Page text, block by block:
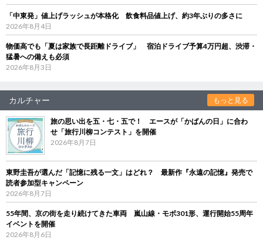
「中東発」値上げラッシュが本格化 飲食料品値上げ、約3年ぶりの多さに
2026年8月4日
物価高でも「夏は家族で長距離ドライブ」 宿泊ドライブ予算4万円超、渋滞・
猛暑への備えも必須
2026年8月3日
カルチャー もっと見る
旅の思い出を五・七・五で！ エースが「かばんの日」に合わ
せ「旅行川柳コンテスト」を開催
2026年8月7日
東野圭吾が選んだ「記憶に残る一文」はどれ？ 最新作『永遠の記憶』発売で
読者参加型キャンペーン
2026年8月7日
55年間、京の街を走り続けてきた車両 嵐山線・モボ301形、運行開始55周年
イベントを開催
2026年8月6日